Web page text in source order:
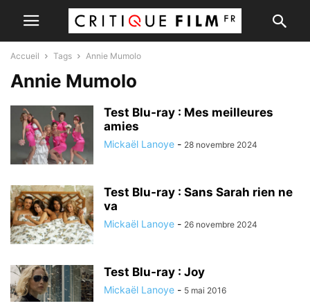
Accueil Tags Annie Mumolo
Annie Mumolo
Test Blu-ray : Mes meilleures
amies
Mickaël Lanoye - 28 novembre 2024
Test Blu-ray : Sans Sarah rien ne
va
Mickaël Lanoye - 26 novembre 2024
Test Blu-ray : Joy
Mickaël Lanoye - 5 mai 2016